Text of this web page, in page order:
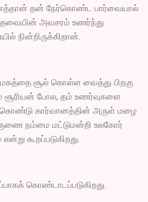
தன் நேர்கொண்ட பார்வையால்
அவசரம் உணர்ந்து
நின்றிருக்கிறான்.
சூல் கொள்ள வைத்து பிறகு
போல, தம் உணர்வுகளை
கொண்டு கார்வானத்தின் அருள் மழை
நம்மை மட்டுமன்றி உலகோர்
கூறப்படுகிறது.
கொண்டாடப்படுகிறது.